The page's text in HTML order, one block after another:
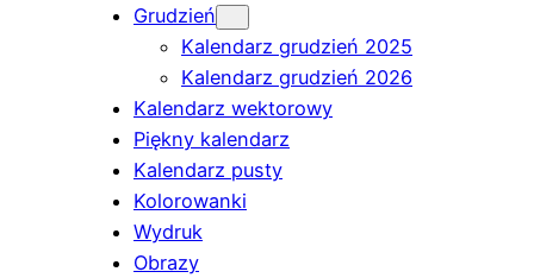
Grudzień
Kalendarz grudzień 2025
Kalendarz grudzień 2026
Kalendarz wektorowy
Piękny kalendarz
Kalendarz pusty
Kolorowanki
Wydruk
Obrazy